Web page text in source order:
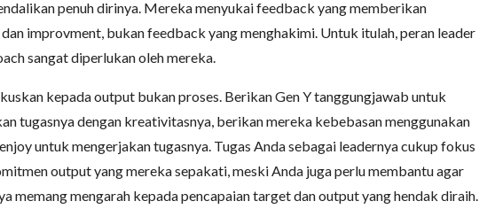
penuh dirinya. Mereka menyukai feedback yang memberikan
improvment, bukan feedback yang menghakimi. Untuk itulah, peran leader
sangat diperlukan oleh mereka.
kepada output bukan proses. Berikan Gen Y tanggungjawab untuk
tugasnya dengan kreativitasnya, berikan mereka kebebasan menggunakan
untuk mengerjakan tugasnya. Tugas Anda sebagai leadernya cukup fokus
output yang mereka sepakati, meski Anda juga perlu membantu agar
memang mengarah kepada pencapaian target dan output yang hendak diraih.